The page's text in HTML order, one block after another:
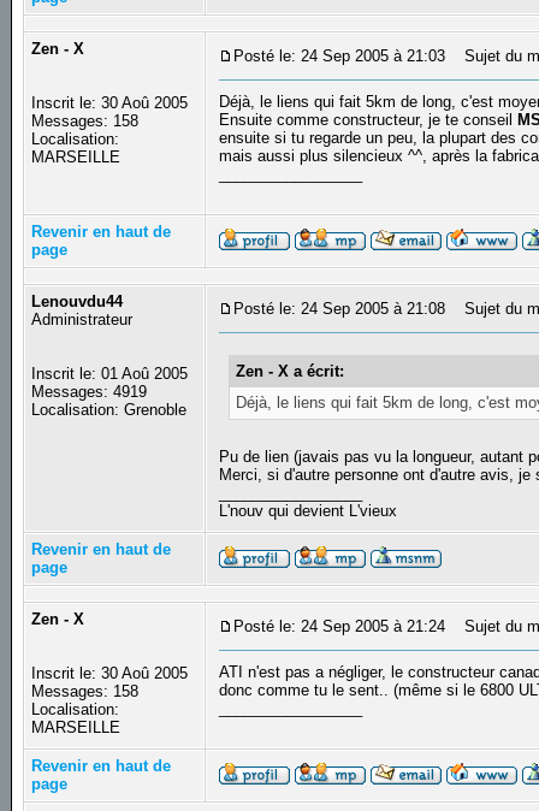
Zen - X
Inscrit le: 30 Aoû 2005
Messages: 158
Localisation:
MARSEILLE
Posté le: 24 Sep 2005 à 21:03 Sujet du
Déjà, le liens qui fait 5km de long, c'est
Ensuite comme constructeur, je te conseil
ensuite si tu regarde un peu, la plupart des
mais aussi plus silencieux ^^, après la
Revenir en haut de
page
Lenouvdu44
Administrateur
Inscrit le: 01 Aoû 2005
Messages: 4919
Localisation: Grenoble
Posté le: 24 Sep 2005 à 21:08 Sujet du
Zen - X a écrit:
Déjà, le liens qui fait 5km de long, c'est
Pu de lien (javais pas vu la longueur, autant
Merci, si d'autre personne ont d'autre avis,
L'nouv qui devient L'vieux
Revenir en haut de
page
Zen - X
Inscrit le: 30 Aoû 2005
Messages: 158
Localisation:
MARSEILLE
Posté le: 24 Sep 2005 à 21:24 Sujet du
ATI n'est pas a négliger, le constructeur
donc comme tu le sent.. (même si le 6800
Revenir en haut de
page